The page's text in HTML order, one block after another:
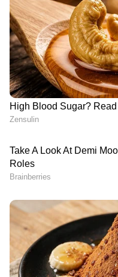
DOWNLOAD APP
ഇന്ത്യയിലെയും
Malayalam News
ഏഷ്യാനെറ്റ് ന്യൂസ്
Malayalam News
തത്സമയ
വിശകലനവും
എല്ലാം ഒരൊറ്റ
എവിടെയും
ലഭിക്കാൻAsianet